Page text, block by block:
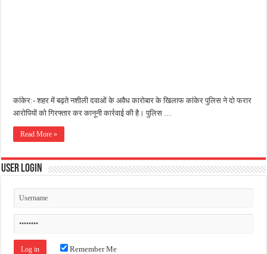
कांकेर:- शहर में बढ़ते नशीली दवाओं के अवैध कारोबार के खिलाफ कांकेर पुलिस ने दो फरार
आरोपियों को गिरफ्तार कर कानूनी कार्रवाई की है। पुलिस …
Read More »
User Login
Remember Me